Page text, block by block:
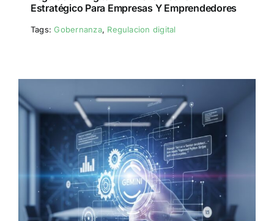
Estratégico Para Empresas Y Emprendedores
Tags:Gobernanza, Regulacion digital